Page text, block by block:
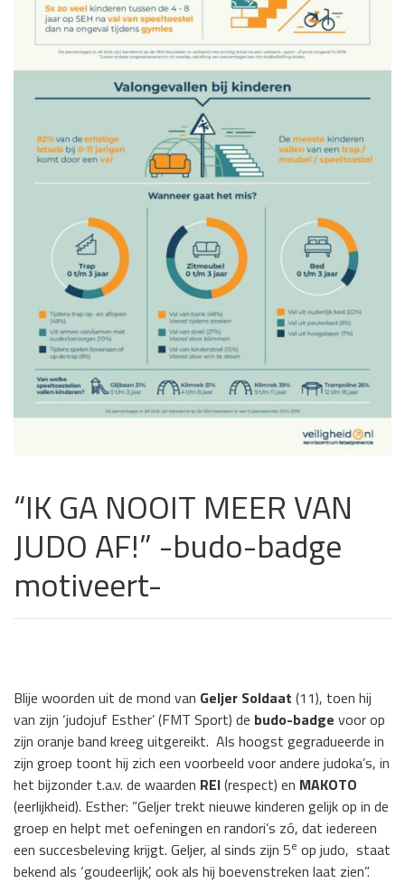
“IK GA NOOIT MEER VAN
JUDO AF!” -budo-badge
motiveert-
Blije woorden uit de mond van Geljer Soldaat (11), toen hij
van zijn ‘judojuf Esther’ (FMT Sport) de budo-badge voor op
zijn oranje band kreeg uitgereikt. Als hoogst gegradueerde in
zijn groep toont hij zich een voorbeeld voor andere judoka’s, in
het bijzonder t.a.v. de waarden REI(respect) en MAKOTO
(eerlijkheid). Esther: ”Geljer trekt nieuwe kinderen gelijk op in de
groep en helpt met oefeningen en randori’s zó, dat iedereen
een succesbeleving krijgt. Geljer, al sinds zijn 5e op judo, staat
bekend als ‘goudeerlijk’, ook als hij boevenstreken laat zien”.